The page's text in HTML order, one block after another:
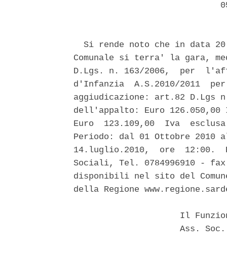
Si rende noto che in data
Comunale si terra' la gara,
D.Lgs. n. 163/2006,  per
d'Infanzia  A.S.2010/2011
aggiudicazione: art.82 D.Lgs
dell'appalto: Euro
Euro  123.109,00  Iva
Periodo: dal 01 Ottobre 2010
14.luglio.2010,  ore  12:00.
Sociali, Tel. 0784996910 -
disponibili nel sito del
della Regione
Il
Ass.